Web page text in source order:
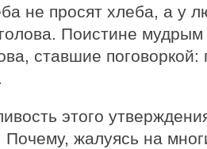
не просят хлеба, а у
Поистине мудрым
ставшие поговоркой:
этого
Почему, жалуясь на